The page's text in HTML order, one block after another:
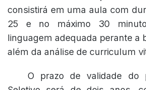
consistirá em uma aula com
25 e no máximo 30
linguagem adequada perante a
além da análise de curriculum
O prazo de validade do